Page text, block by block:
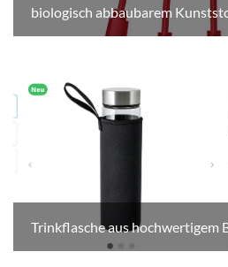
biologisch abbaubarem
Trinkflasche aus hochwertigem